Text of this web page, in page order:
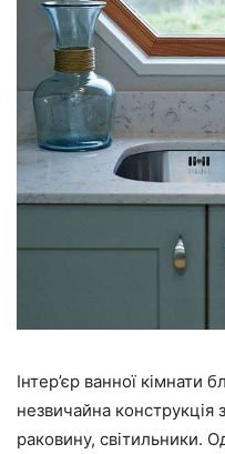
Інтер’єр ванної кімнати
незвичайна конструкція
раковину, світильники.